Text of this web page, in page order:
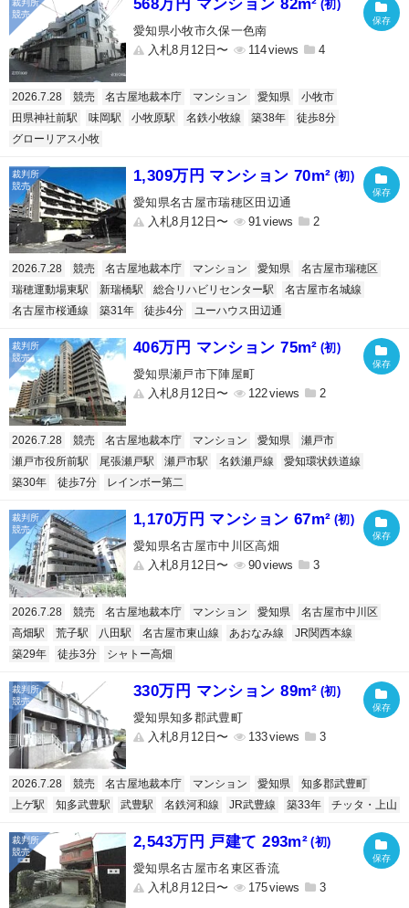
568万円 マンション 82m² (初)
愛知県小牧市久保一色南
入札8月12日〜
114 4
2026.7.28 競売 名古屋地裁本庁 マンション 愛知県
小牧市
田県神社前駅
味岡駅 小牧原駅 名鉄小牧線 築38年
徒歩8分
グローリアス小牧
1,309万円 マンション 70m² (初)
愛知県名古屋市瑞穂区田辺通
入札8月12日〜
91 2
2026.7.28 競売 名古屋地裁本庁 マンション 愛知県
名古屋市瑞穂区
瑞穂運動場東駅
新瑞橋駅 総合リハビリセンター駅
名古屋市名城線
名古屋市桜通線
築31年 徒歩4分 ユーハウス田辺通
406万円 マンション 75m² (初)
愛知県瀬戸市下陣屋町
入札8月12日〜
122 2
2026.7.28 競売 名古屋地裁本庁 マンション 愛知県
瀬戸市
瀬戸市役所前駅
尾張瀬戸駅 瀬戸市駅 名鉄瀬戸線
愛知環状鉄道線
築30年
徒歩7分 レインボー第二
1,170万円 マンション 67m² (初)
愛知県名古屋市中川区高畑
入札8月12日〜
90 3
2026.7.28 競売 名古屋地裁本庁 マンション 愛知県
名古屋市中川区
高畑駅
荒子駅 八田駅 名古屋市東山線 あおなみ線
JR関西本線
築29年
徒歩3分 シャトー高畑
330万円 マンション 89m² (初)
愛知県知多郡武豊町
入札8月12日〜
133 3
2026.7.28 競売 名古屋地裁本庁 マンション 愛知県
知多郡武豊町
上ゲ駅
知多武豊駅 武豊駅 名鉄河和線 JR武豊線 築33年 チッタ・上山
2,543万円 戸建て 293m² (初)
愛知県名古屋市名東区香流
入札8月12日〜
175 3